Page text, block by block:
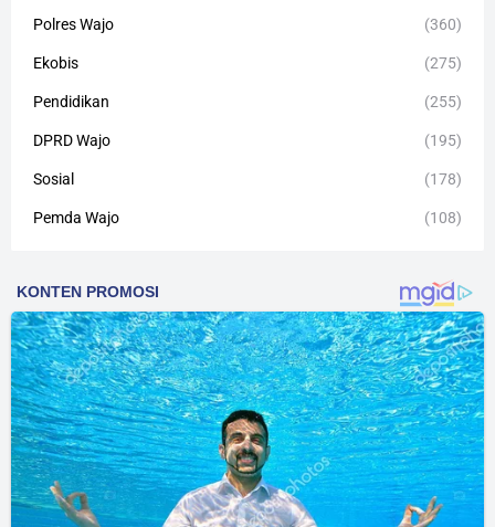
Polres Wajo (360)
Ekobis (275)
Pendidikan (255)
DPRD Wajo (195)
Sosial (178)
Pemda Wajo (108)